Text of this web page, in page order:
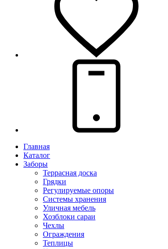
Главная
Каталог
Заборы
Террасная доска
Грядки
Регулируемые опоры
Системы хранения
Уличная мебель
Хозблоки сараи
Чехлы
Ограждения
Теплицы